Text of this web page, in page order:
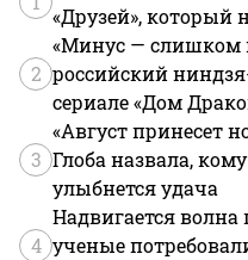
«Друзей», который
2
«Минус — слишком
российский
сериале «Дом
3
«Август принесет
Глоба назвала,
улыбнется удача
4
Надвигается
ученые